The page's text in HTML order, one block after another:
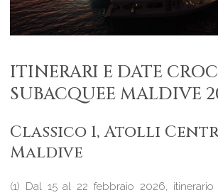
ITINERARI E DATE
SUBACQUEE MALDIVE
Classico 1, Atolli
Maldive
(1) Dal 15 al 22 febbraio 2026,